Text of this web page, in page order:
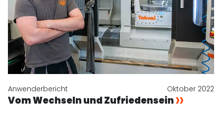
Anwenderbericht Oktober 2022
Vom Wechseln und Zufriedensein